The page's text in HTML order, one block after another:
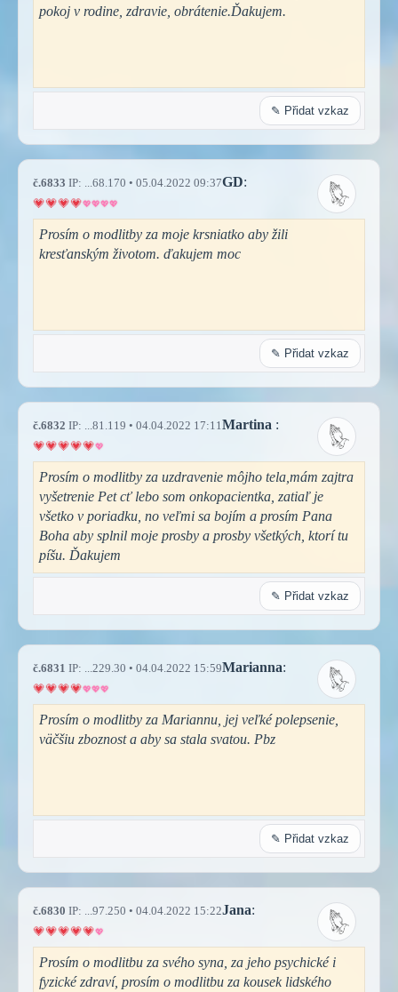
pokoj v rodine, zdravie, obrátenie.Ďakujem.
✎ Přidat vzkaz
č.6833 IP: ...68.170 • 05.04.2022 09:37GD:
Prosím o modlitby za moje krsniatko aby žili
kresťanským životom. ďakujem moc
✎ Přidat vzkaz
č.6832 IP: ...81.119 • 04.04.2022 17:11 Martina :
Prosím o modlitby za uzdravenie môjho tela,mám zajtra
vyšetrenie Pet cť lebo som onkopacientka, zatiaľ je
všetko v poriadku, no veľmi sa bojím a prosím Pana
Boha aby splnil moje prosby a prosby všetkých, ktorí tu
píšu. Ďakujem
✎ Přidat vzkaz
č.6831 IP: ...229.30 • 04.04.2022 15:59Marianna:
Prosím o modlitby za Mariannu, jej veľké polepsenie,
väčšiu zboznost a aby sa stala svatou. Pbz
✎ Přidat vzkaz
č.6830 IP: ...97.250 • 04.04.2022 15:22Jana:
Prosím o modlitbu za svého syna, za jeho psychické i
fyzické zdraví, prosím o modlitbu za kousek lidského